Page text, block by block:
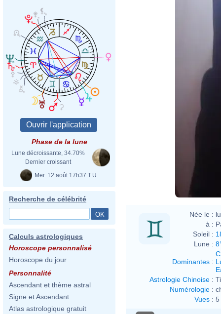
Phase de la lune
Lune décroissante, 34.70%
Dernier croissant
Mer. 12 août 17h37 T.U.
Recherche de célébrité
Calculs astrologiques
Horoscope personnalisé
Horoscope du jour
Personnalité
Ascendant et thème astral
Signe et Ascendant
Atlas astrologique gratuit
Née le :
à :
Soleil :
Lune :
Dominantes :
Astrologie Chinoise :
Numérologie :
Vues : 5